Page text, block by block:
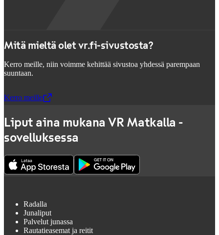
Mitä mieltä olet vr.fi-sivustosta?
Kerro meille, niin voimme kehittää sivustoa yhdessä parempaan
suuntaan.
Kerro meille
,Avataan uudessa välilehdessä
Liput aina mukana VR Matkalla -
sovelluksessa
Radalla
Junaliput
Palvelut junassa
Rautatieasemat ja reitit